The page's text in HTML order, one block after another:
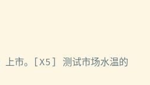
市。[X5] 测试市场水温的